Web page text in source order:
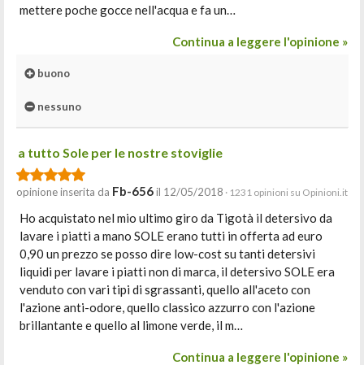
mettere poche gocce nell'acqua e fa un…
Continua a leggere l'opinione »
buono
nessuno
a tutto Sole per le nostre stoviglie
opinione inserita da Fb-656il 12/05/2018 · 1231 opinioni su Opinioni.it
Ho acquistato nel mio ultimo giro da Tigotà il detersivo da
lavare i piatti a mano SOLE erano tutti in offerta ad euro
0,90 un prezzo se posso dire low-cost su tanti detersivi
liquidi per lavare i piatti non di marca, il detersivo SOLE era
venduto con vari tipi di sgrassanti, quello all'aceto con
l'azione anti-odore, quello classico azzurro con l'azione
brillantante e quello al limone verde, il m…
Continua a leggere l'opinione »